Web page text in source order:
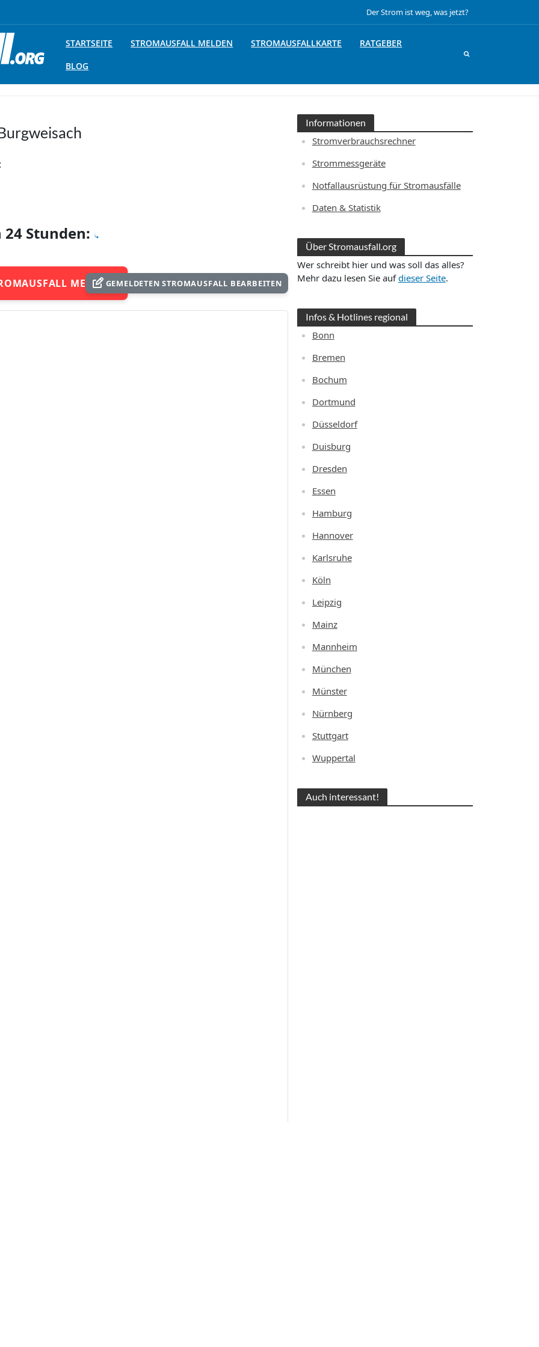
Der Strom ist weg, was jetzt?
STARTSEITE STROMAUSFALL MELDEN STROMAUSFALLKARTE
RATGEBER
BLOG
Stunden:
MELDENGEMELDETEN STROMAUSFALL BEARBEITEN
Informationen
Stromverbrauchsrechner
Strommessgeräte
Notfallausrüstung für Stromausfälle
Daten & Statistik
Über Stromausfall.org
Wer schreibt hier und was soll das alles?
Mehr dazu lesen Sie aufdieser Seite.
Infos & Hotlines regional
Bonn
Bremen
Bochum
Dortmund
Düsseldorf
Duisburg
Dresden
Essen
Hamburg
Hannover
Karlsruhe
Köln
Leipzig
Mainz
Mannheim
München
Münster
Nürnberg
Stuttgart
Wuppertal
Auch interessant!